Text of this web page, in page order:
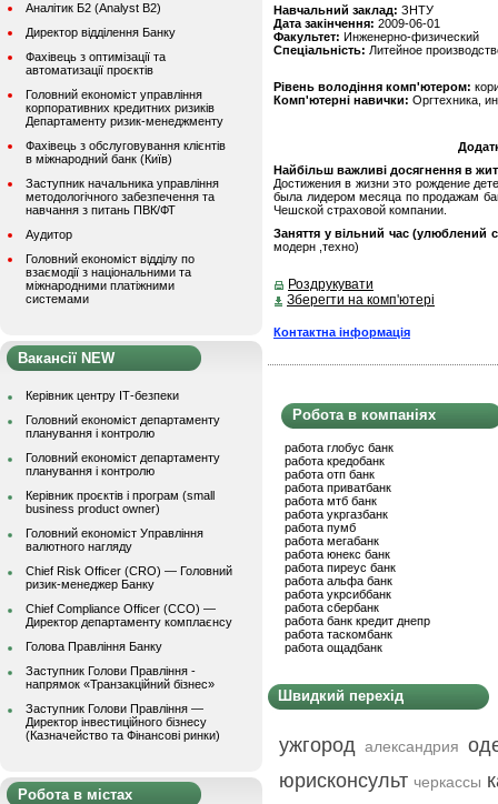
Аналітик Б2 (Analyst B2)
Директор відділення Банку
Фахівець з оптимізації та
автоматизації проєктів
Головний економіст управління
корпоративних кредитних ризиків
Департаменту ризик-менеджменту
Фахівець з обслуговування клієнтів
в міжнародний банк (Київ)
Заступник начальника управління
методологічного забезпечення та
навчання з питань ПВК/ФТ
Аудитор
Головний економіст відділу по
взаємодії з національними та
міжнародними платіжними
системами
Вакансії NEW
Керівник центру ІТ-безпеки
Головний економіст департаменту
планування і контролю
Головний економіст департаменту
планування і контролю
Керівник проєктів і програм (small
business product owner)
Головний економіст Управління
валютного нагляду
Chief Risk Officer (CRO) — Головний
ризик-менеджер Банку
Chief Compliance Officer (CCO) —
Директор департаменту комплаєнсу
Голова Правління Банку
Заступник Голови Правління -
напрямок «Транзакційний бізнес»
Заступник Голови Правління —
Директор інвестиційного бізнесу
(Казначейство та Фінансові ринки)
Робота в містах
Навчальний заклад: ЗНТУ
Дата закінчення: 2009-06-01
Факультет: Инженерно-физический
Спеціальність: Литейное
Рівень володіння комп'ютером:
Комп'ютерні навички: Оргтехника,
Найбільш важливі досягнення в
Достижения в жизни это рождение
была лидером месяца по продажам
Чешской страховой компании.
Заняття у вільний час (улюблений
модерн ,техно)
Роздрукувати
Зберегти на комп'ютері
Контактна інформація
Робота в компаніях
работа глобус банк
работа кредобанк
работа отп банк
работа приватбанк
работа мтб банк
работа укргазбанк
работа пумб
работа мегабанк
работа юнекс банк
работа пиреус банк
работа альфа банк
работа укрсиббанк
работа сбербанк
работа банк кредит днепр
работа таскомбанк
работа ощадбанк
Швидкий перехід
ужгород александрия
юрисконсульт черкассы